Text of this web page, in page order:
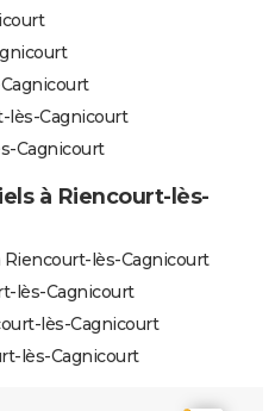
lès-Cagnicourt
Cagnicourt
à Riencourt-lès-
lès-Cagnicourt
lès-Cagnicourt
lès-Cagnicourt
lès-Cagnicourt